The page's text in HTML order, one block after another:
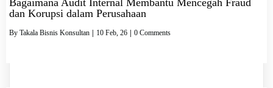
Bagaimana Audit Internal Membantu Mencegah Fraud
dan Korupsi dalam Perusahaan
By Takala Bisnis Konsultan 10 Feb, 26 0 Comments